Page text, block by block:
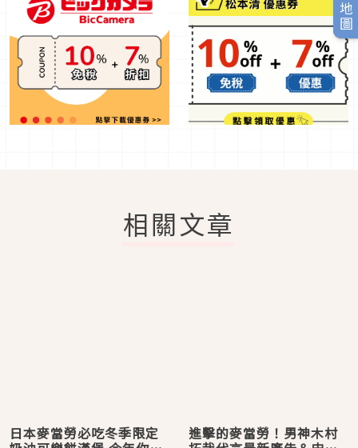
相關文章
日本麥當勞必吃冬季限定 進擊的麥當勞！男神木村